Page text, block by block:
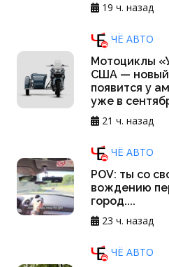
19 ч. назад
ЧЁ АВТО
Мотоциклы
США — новый
появится у
уже в
21 ч. назад
ЧЁ АВТО
POV: ты со
вождению
город....
23 ч. назад
ЧЁ АВТО